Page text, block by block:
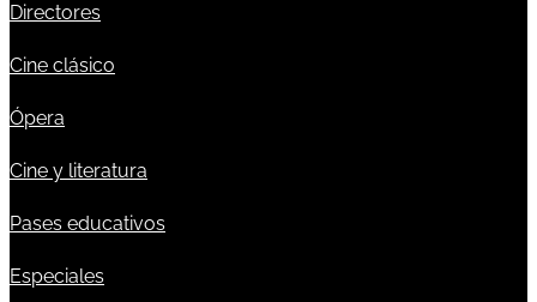
Directores
Cine clásico
Ópera
Cine y literatura
Pases educativos
Especiales